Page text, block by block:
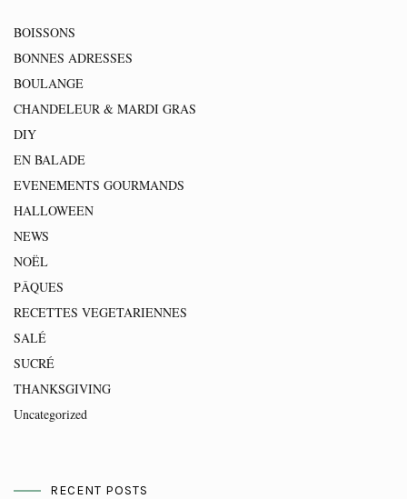
BOISSONS
BONNES ADRESSES
BOULANGE
CHANDELEUR & MARDI GRAS
DIY
EN BALADE
EVENEMENTS GOURMANDS
HALLOWEEN
NEWS
NOËL
PÂQUES
RECETTES VEGETARIENNES
SALÉ
SUCRÉ
THANKSGIVING
Uncategorized
RECENT POSTS